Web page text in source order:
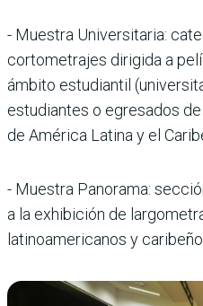
- Muestra Universitaria:
cortometrajes dirigida a
ámbito estudiantil
estudiantes o egresados
de América Latina y el
- Muestra Panorama:
a la exhibición de
latinoamericanos y